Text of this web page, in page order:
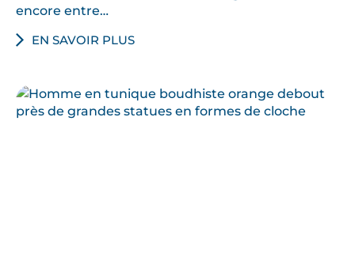
encore entre…
EN SAVOIR PLUS